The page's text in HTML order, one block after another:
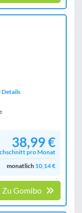
Details
38,99 €
pro Monat
monatlich 10,14 €
Zu Gomibo